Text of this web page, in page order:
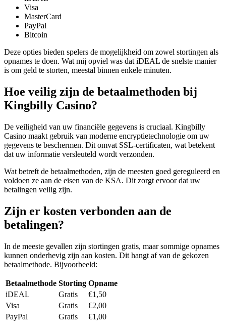
Visa
MasterCard
PayPal
Bitcoin
Deze opties bieden spelers de mogelijkheid om zowel stortingen als
opnames te doen. Wat mij opviel was dat iDEAL de snelste manier
is om geld te storten, meestal binnen enkele minuten.
Hoe veilig zijn de betaalmethoden bij
Kingbilly Casino?
De veiligheid van uw financiële gegevens is cruciaal. Kingbilly
Casino maakt gebruik van moderne encryptietechnologie om uw
gegevens te beschermen. Dit omvat SSL-certificaten, wat betekent
dat uw informatie versleuteld wordt verzonden.
Wat betreft de betaalmethoden, zijn de meesten goed gereguleerd en
voldoen ze aan de eisen van de KSA. Dit zorgt ervoor dat uw
betalingen veilig zijn.
Zijn er kosten verbonden aan de
betalingen?
In de meeste gevallen zijn stortingen gratis, maar sommige opnames
kunnen onderhevig zijn aan kosten. Dit hangt af van de gekozen
betaalmethode. Bijvoorbeeld:
Betaalmethode Storting Opname
iDEAL
Gratis
€1,50
Visa
Gratis
€2,00
PayPal
Gratis €1,00